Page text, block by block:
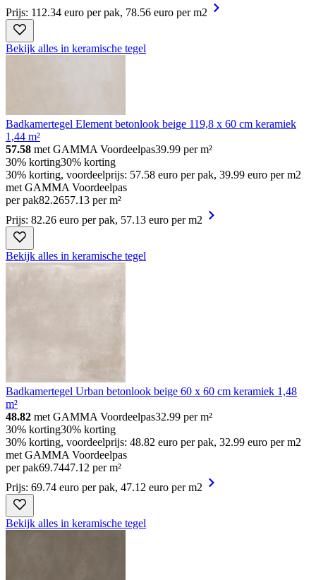
Prijs: 112.34 euro per pak, 78.56 euro per m2
Bekijk alles in keramische tegel
Badkamertegel Element betonlook beige 119,8 x 60 cm keramiek
1,44 m²
57.58 met GAMMA Voordeelpas39.99 per m²
30% korting30% korting
30% korting, voordeelprijs: 57.58 euro per pak, 39.99 euro per m2
met GAMMA Voordeelpas
per pak82.2657.13 per m²
Prijs: 82.26 euro per pak, 57.13 euro per m2
Bekijk alles in keramische tegel
Badkamertegel Urban betonlook beige 60 x 60 cm keramiek 1,48
m²
48.82 met GAMMA Voordeelpas32.99 per m²
30% korting30% korting
30% korting, voordeelprijs: 48.82 euro per pak, 32.99 euro per m2
met GAMMA Voordeelpas
per pak69.7447.12 per m²
Prijs: 69.74 euro per pak, 47.12 euro per m2
Bekijk alles in keramische tegel